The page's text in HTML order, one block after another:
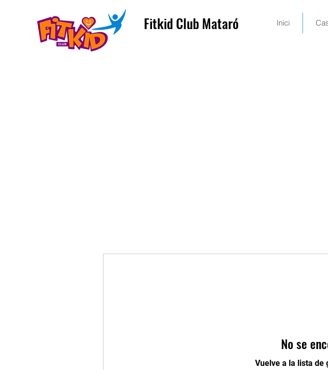
Inici
Fitkid Club Mataró
No se
Vuelve a la lista de